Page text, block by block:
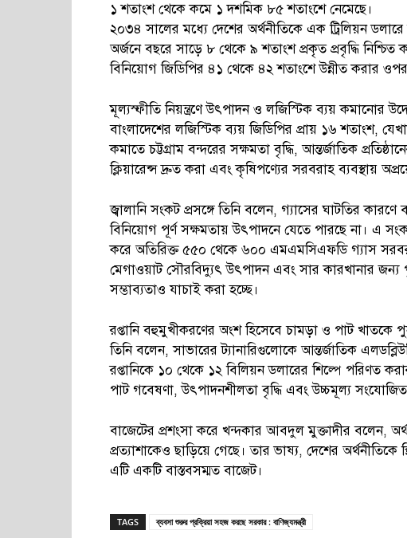
১ শতাংশ থেকে কমে ১ দশমিক ৮৫ শতাংশে নেমেছে।
২০৩৪ সালের মধ্যে দেশের অর্থনীতিকে এক ট্রিলিয়ন
অর্জনে বছরে সাড়ে ৮ থেকে ৯ শতাংশ প্রকৃত প্রবৃদ্ধি
বিনিয়োগ জিডিপির ৪১ থেকে ৪২ শতাংশে উন্নীত করার
মূল্যস্ফীতি নিয়ন্ত্রণে উৎপাদন ও লজিস্টিক ব্যয় কমানোর
বাংলাদেশের লজিস্টিক ব্যয় জিডিপির প্রায় ১৬ শতাংশ,
কমাতে চট্টগ্রাম বন্দরের সক্ষমতা বৃদ্ধি, আন্তর্জাতিক
ক্লিয়ারেন্স দ্রুত করা এবং কৃষিপণ্যের সরবরাহ ব্যবস্থায়
জ্বালানি সংকট প্রসঙ্গে তিনি বলেন, গ্যাসের ঘাটতির
বিনিয়োগ পূর্ণ সক্ষমতায় উৎপাদনে যেতে পারছে না।
করে অতিরিক্ত ৫৫০ থেকে ৬০০ এমএমসিএফডি গ্যাস
মেগাওয়াট সৌরবিদ্যুৎ উৎপাদন এবং সার কারখানার
সম্ভাব্যতাও যাচাই করা হচ্ছে।
রপ্তানি বহুমুখীকরণের অংশ হিসেবে চামড়া ও পাট খাতকে
তিনি বলেন, সাভারের ট্যানারিগুলোকে আন্তর্জাতিক
রপ্তানিকে ১০ থেকে ১২ বিলিয়ন ডলারের শিল্পে পরিণত
পাট গবেষণা, উৎপাদনশীলতা বৃদ্ধি এবং উচ্চমূল্য
বাজেটের প্রশংসা করে খন্দকার আবদুল মুক্তাদীর বলেন,
প্রত্যাশাকেও ছাড়িয়ে গেছে। তার ভাষ্য, দেশের অর্থনীতিকে
এটি একটি বাস্তবসম্মত বাজেট।
TAGS ব্যবসা শুরুর প্রক্রিয়া সহজ করছে সরকার : বাণিজ্যমন্ত্রী